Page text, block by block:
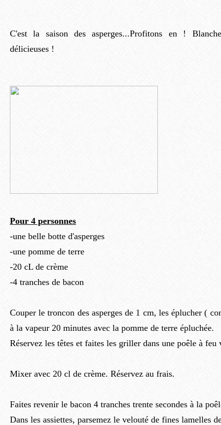
C'est la saison des asperges...Profitons en !
délicieuses !
Pour 4 personnes
-une belle botte d'asperges
-une pomme de terre
-20 cL de crème
-4 tranches de bacon
Couper le troncon des asperges de 1 cm, les éplucher (
à la vapeur 20 minutes avec la pomme de terre épluchée.
Réservez les têtes et faites les griller dans une poêle à
Mixer avec 20 cl de crème. Réservez au frais.
Faites revenir le bacon 4 tranches trente secondes à la
Dans les assiettes, parsemez le velouté de fines lamelles